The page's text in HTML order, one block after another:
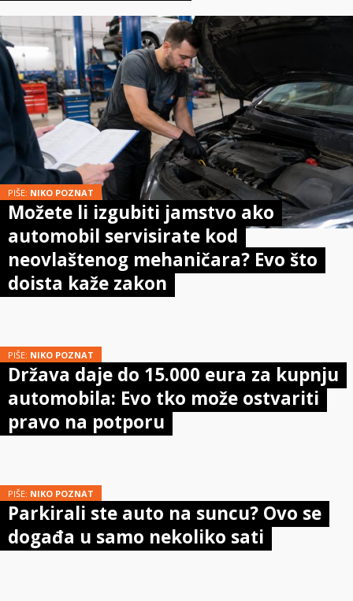
PIŠE: NIKO POZNAT
Možete li izgubiti jamstvo ako
automobil servisirate kod
neovlaštenog mehaničara? Evo što
doista kaže zakon
PIŠE: NIKO POZNAT
Država daje do 15.000 eura za kupnju
automobila: Evo tko može ostvariti
pravo na potporu
PIŠE: NIKO POZNAT
Parkirali ste auto na suncu? Ovo se
događa u samo nekoliko sati